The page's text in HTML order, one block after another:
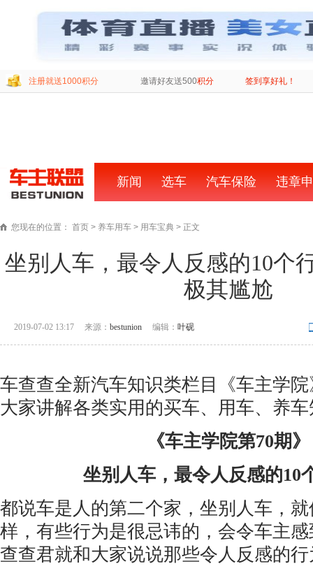
注册就送1000积分 邀请好友送500积分 签到享好礼！
页
新闻 选车 汽车保险 违章
您现在的位置： 首页 > 养车用车 > 用车宝典 > 正文
坐别人车，最令人反感的10个
极其尴尬
2019-07-02 13:17 来源： bestunion 编辑： 叶砚
车查查全新汽车知识类栏目《车主学
大家讲解各类实用的买车、用车、养
《车主学院第70期》
坐别人车，最令人反感的10
都说车是人的第二个家，坐别人车，
样，有些行为是很忌讳的，会令车主
查查君就和大家说说那些令人反感的